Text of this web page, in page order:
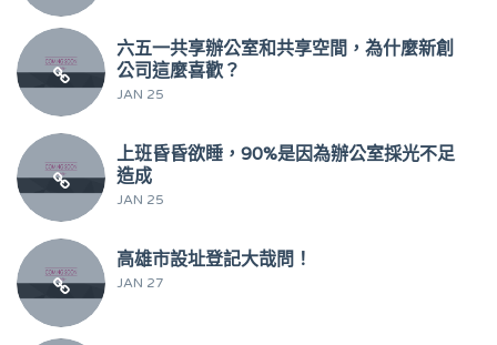
六五一共享辦公室和共享空間，為什麼新創
公司這麼喜歡？
JAN 25
上班昏昏欲睡，90%是因為辦公室採光不足
造成
JAN 25
高雄市設址登記大哉問！
JAN 27